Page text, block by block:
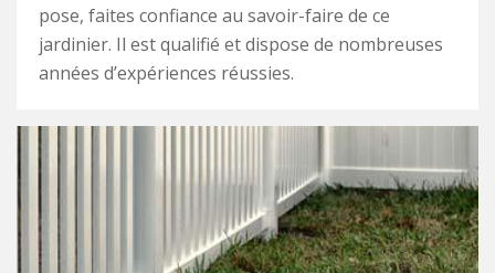
pose, faites confiance au savoir-faire de ce
jardinier. Il est qualifié et dispose de nombreuses
années d’expériences réussies.